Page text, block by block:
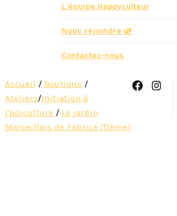
L’équipe Happyculteur
Nous rejoindre 🌿
Contactez-nous
Accueil / Boutique /
Ateliers/Initiation à
l'apiculture / Le jardin
Marseillais de Fabrice (11ème)